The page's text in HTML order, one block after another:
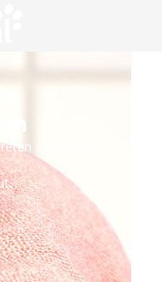
– wir sind